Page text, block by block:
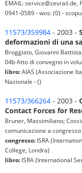
EMAIL: service@zevrail.de,
0941-0589 - wos: (0) -
11573/359984 - 2003 -
deformazioni di una
Broggiato, Giovanni
04b Atto di convegno in
libro:AIAS (Associazione
Nazionale - ()
11573/366264 - 2003 -
Contact Forces for
Bruner, Massimiliano;
comunicazione a congresso
congresso: ISRA
College, Londra)
libro: ISRA (International